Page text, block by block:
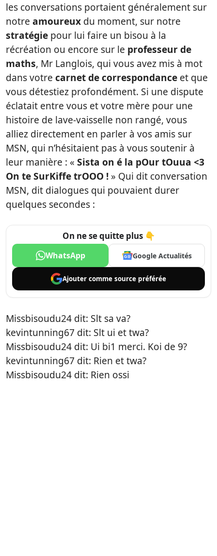
les conversations portaient généralement sur
notre amoureux du moment, sur notre
stratégie pour lui faire un bisou à la
récréation ou encore sur le professeur de
maths, Mr Langlois, qui vous avez mis à mot
dans votre carnet de correspondance et que
vous détestiez profondément. Si une dispute
éclatait entre vous et votre mère pour une
histoire de lave-vaisselle non rangé, vous
alliez directement en parler à vos amis sur
MSN, qui n’hésitaient pas à vous soutenir à
leur manière : « Sista on é la pOur tOuua <3
On te SurKiffe trOOO ! » Qui dit conversation
MSN, dit dialogues qui pouvaient durer
quelques secondes :
On ne se quitte plus 👇
WhatsApp Google Actualités
Ajouter comme source préférée
Missbisoudu24 dit: Slt sa va?
kevintunning67 dit: Slt ui et twa?
Missbisoudu24 dit: Ui bi1 merci. Koi de 9?
kevintunning67 dit: Rien et twa?
Missbisoudu24 dit: Rien ossi